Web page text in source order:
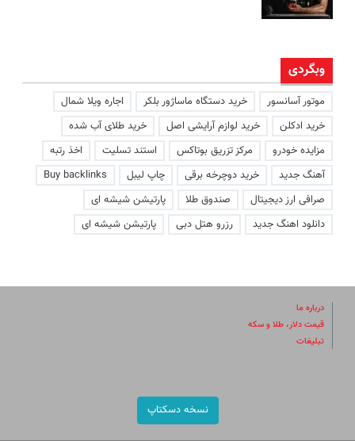
وبگردی
موتور آسانسور خرید دستگاه ماساژور بلکر
اجاره ویلا شمال
خرید ادکلن
خرید لوازم آرایشی اصل
خرید طلای آب شده
مزایده خودرو
مرکز تزریق بوتاکس استند تسلیت
اخذ رتبه
آهنگ جدید
خرید دوچرخه برقی چاپ لیبل
Buy backlinks
صرافی ارز دیجیتال
صندوق طلا
پارتیشن شیشه ای
دانلود اهنگ جدید
رزرو هتل دبی پارتیشن شیشه ای
درباره ما
قیمت دلار، طلا و سکه
تبلیغات
نسخه دسکتاپ